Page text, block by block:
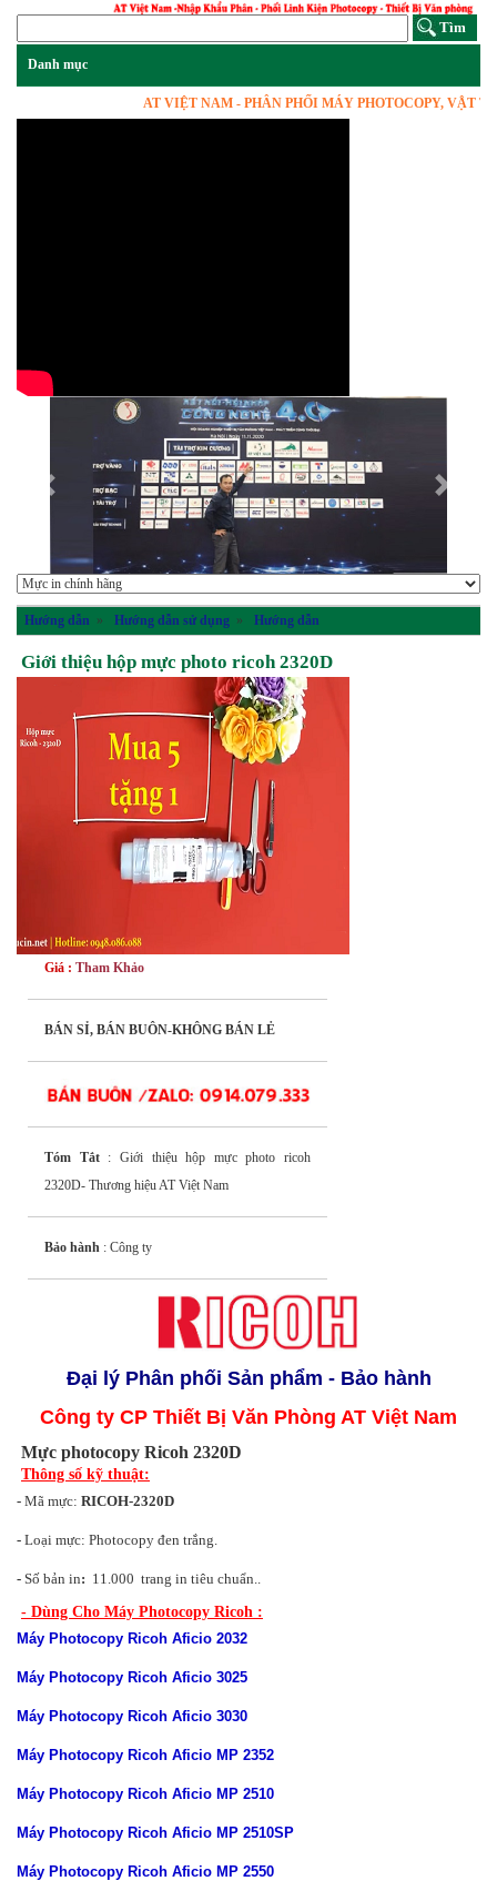
AT VIỆT NAM - PHÂN PHỐI MÁY PHOTOCOPY, VẬT TƯ
Previous Next
Hướng dẫn » Hướng dẫn sử dụng » Hướng dẫn
Giới thiệu hộp mực photo ricoh 2320D
Giá : Tham Khảo
BÁN SỈ, BÁN BUÔN-KHÔNG BÁN LẺ
Tóm Tắt: Giới thiệu hộp mực photo ricoh
2320D- Thương hiệu AT Việt Nam
Bảo hành : Công ty
Đại lý Phân phối Sản phẩm - Bảo hành
Công ty CP Thiết Bị Văn Phòng AT Việt Nam
Mực photocopy Ricoh 2320D
Thông số kỹ thuật:
- Mã mực: RICOH-2320D
- Loại mực: Photocopy đen trắng.
- Số bản in: 11.000 trang in tiêu chuẩn..
- Dùng Cho Máy Photocopy Ricoh :
Máy Photocopy Ricoh Aficio 2032
Máy Photocopy Ricoh Aficio 3025
Máy Photocopy Ricoh Aficio 3030
Máy Photocopy Ricoh Aficio MP 2352
Máy Photocopy Ricoh Aficio MP 2510
Máy Photocopy Ricoh Aficio MP 2510SP
Máy Photocopy Ricoh Aficio MP 2550